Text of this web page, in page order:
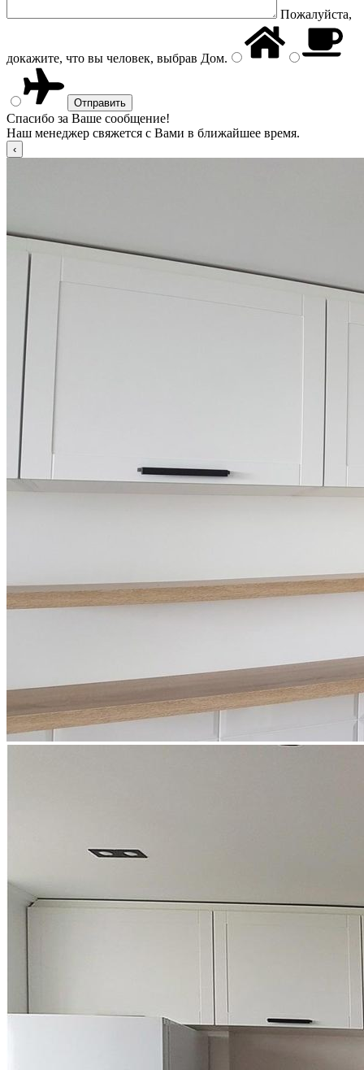
Пожалуйста,
докажите, что вы человек, выбрав Дом.
Спасибо за Ваше сообщение!
Наш менеджер свяжется с Вами в ближайшее время.